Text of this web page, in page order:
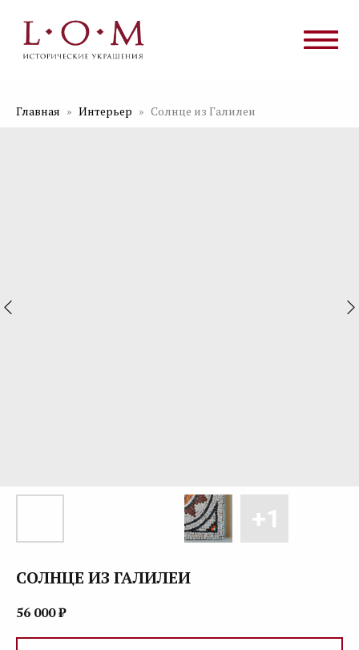
Главная Интерьер Солнце из Галилеи
СОЛНЦЕ ИЗ ГАЛИЛЕИ
56 000₽